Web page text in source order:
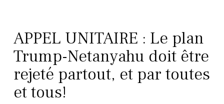
APPEL UNITAIRE : Le plan
Trump-Netanyahu doit être
rejeté partout, et par toutes
et tous!